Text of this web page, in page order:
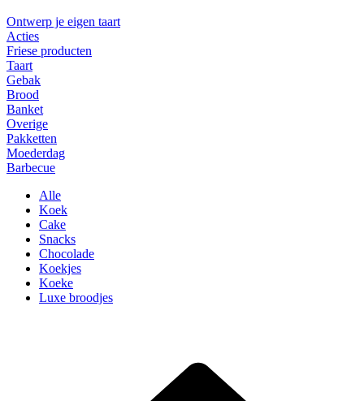
Ontwerp je eigen taart
Acties
Friese producten
Taart
Gebak
Brood
Banket
Overige
Pakketten
Moederdag
Barbecue
Alle
Koek
Cake
Snacks
Chocolade
Koekjes
Koeke
Luxe broodjes